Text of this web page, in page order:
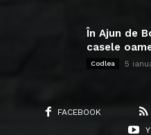
În Ajun de
casele
Codlea 5
FACEBOOK